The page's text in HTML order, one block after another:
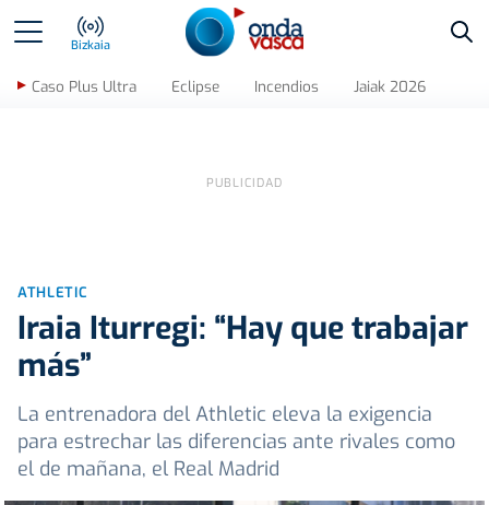
Bizkaia
Caso Plus Ultra Eclipse Incendios Jaiak 2026
ATHLETIC
Iraia Iturregi: “Hay que trabajar
más”
La entrenadora del Athletic eleva la exigencia
para estrechar las diferencias ante rivales como
el de mañana, el Real Madrid